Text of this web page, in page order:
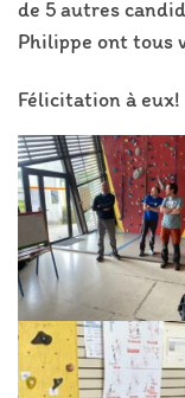
de 5 autres
Philippe ont tous
Félicitation à eux!